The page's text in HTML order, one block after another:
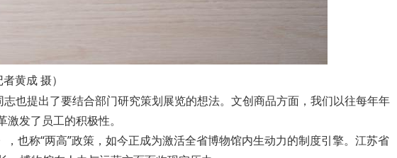
黄成 摄）
也提出了要结合部门研究策划展览的想法。文创商品方面，我们以往每年年
发了员工的积极性。
也称“两高”政策，如今正成为激活全省博物馆内生动力的制度引擎。江苏省